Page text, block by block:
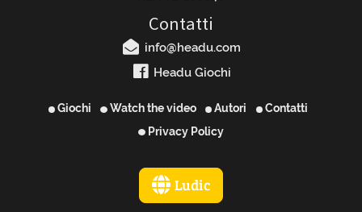
Contatti
info@headu.com
Headu Giochi
Giochi Watch the video Autori
Contatti
Privacy Policy
Ludic